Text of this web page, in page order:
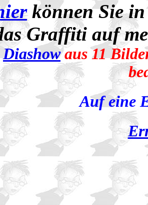
können Sie
Graffiti auf
Diashowaus 11
Auf eine